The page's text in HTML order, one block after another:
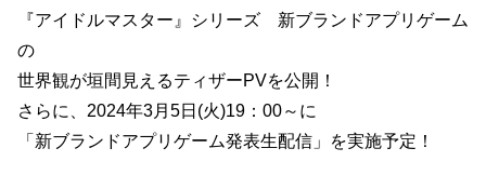
『アイドルマスター』シリーズ 新ブランドアプリゲーム
の
世界観が垣間見えるティザーPVを公開！
さらに、2024年3月5日(火)19：00～に
「新ブランドアプリゲーム発表生配信」を実施予定！